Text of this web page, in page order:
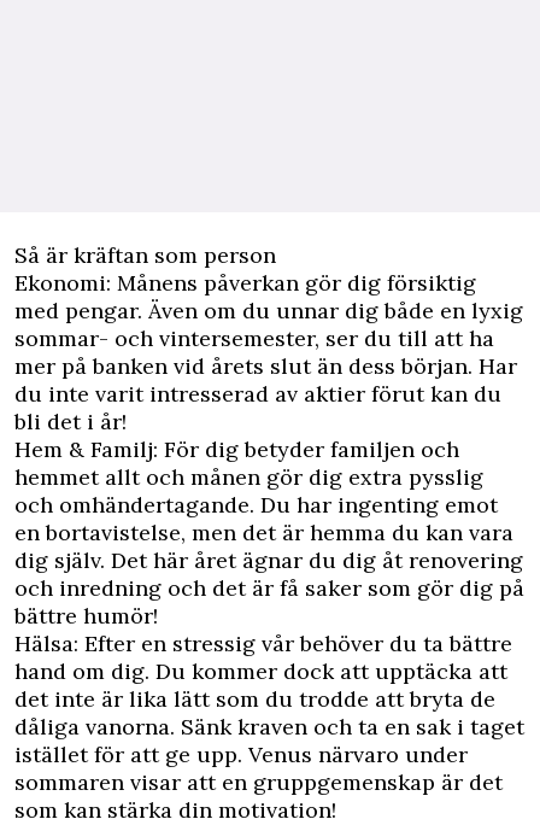
Så är kräftan som person
Ekonomi: Månens påverkan gör dig försiktig
med pengar. Även om du unnar dig både en lyxig
sommar- och vintersemester, ser du till att ha
mer på banken vid årets slut än dess början. Har
du inte varit intresserad av aktier förut kan du
bli det i år!
Hem & Familj: För dig betyder familjen och
hemmet allt och månen gör dig extra pysslig
och omhändertagande. Du har ingenting emot
en bortavistelse, men det är hemma du kan vara
dig själv. Det här året ägnar du dig åt renovering
och inredning och det är få saker som gör dig på
bättre humör!
Hälsa: Efter en stressig vår behöver du ta bättre
hand om dig. Du kommer dock att upptäcka att
det inte är lika lätt som du trodde att bryta de
dåliga vanorna. Sänk kraven och ta en sak i taget
istället för att ge upp. Venus närvaro under
sommaren visar att en gruppgemenskap är det
som kan stärka din motivation!